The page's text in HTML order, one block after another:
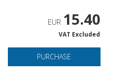
EUR 15.40
VAT Excluded
PURCHASE